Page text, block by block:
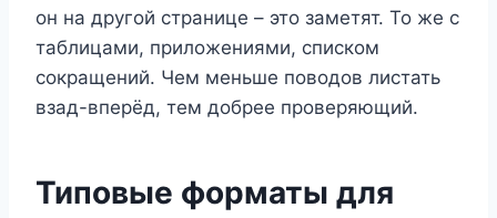
он на другой странице – это заметят. То же с
таблицами, приложениями, списком
сокращений. Чем меньше поводов листать
взад-вперёд, тем добрее проверяющий.
Типовые форматы для